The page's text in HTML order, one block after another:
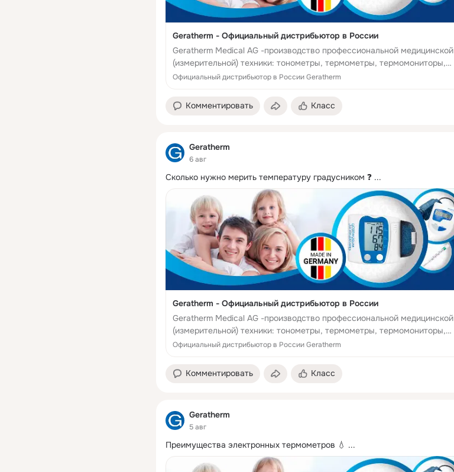
Geratherm - Официальный дистрибьютор в России
Geratherm Medical AG -производство профессиональной медицинской
(измерительной) техники: тонометры, термометры, термомониторы,
обогревательные системы, для своевременной и точной диагностики и
Официальный дистрибьютор в России Geratherm
Комментировать Класс
Geratherm
6 авг
Сколько нужно мерить температуру градусником ❓ ...
Geratherm - Официальный дистрибьютор в России
Geratherm Medical AG -производство профессиональной медицинской
(измерительной) техники: тонометры, термометры, термомониторы,
обогревательные системы, для своевременной и точной диагностики и
Официальный дистрибьютор в России Geratherm
Комментировать Класс
Geratherm
5 авг
Преимущества электронных термометров 💧 ...